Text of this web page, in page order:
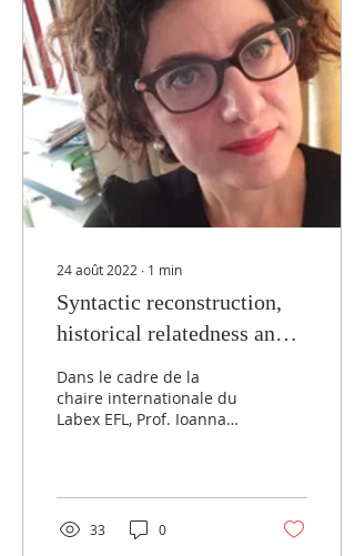
24 août 2022 ∙ 1 min
Syntactic reconstruction,
historical relatedness and
Professor Ioanna Sitaridou
Dans le cadre de la
chaire internationale du
Labex EFL, Prof. Ioanna
quatre...
33 0